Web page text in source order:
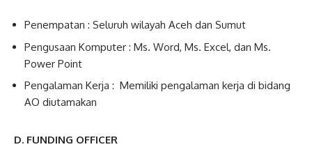
Penempatan : Seluruh wilayah Aceh dan Sumut
Pengusaan Komputer : Ms. Word, Ms. Excel, dan Ms.
Power Point
Pengalaman Kerja : Memiliki pengalaman kerja di bidang
AO diutamakan
D. FUNDING OFFICER